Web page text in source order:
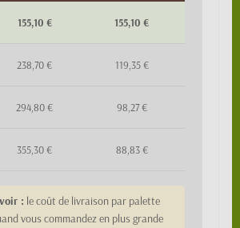
155,10 € 155,10 €
238,70 € 119,35 €
294,80 € 98,27 €
355,30 € 88,83 €
: le coût de livraison par palette
vous commandez en plus grande